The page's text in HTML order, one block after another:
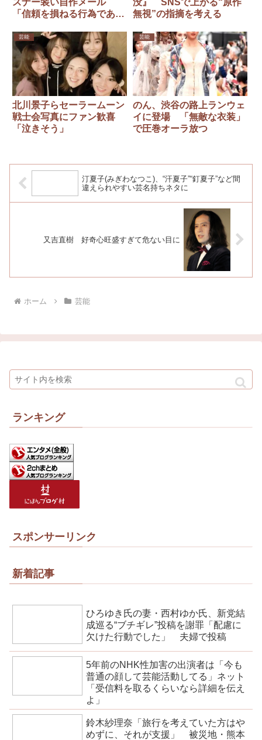
スナー装い自作メール
「信頼を損ねる行為であっ
没』 SNSで上がる“原作
無視”の指摘を考える
芸能
北川景子らセーラームーン
戦士会写真にファン歓喜
「泣きそう」
芸能
のん、渋谷の路上ランウェ
イに登場 「無敵な衣装」
で圧巻オーラ放つ
汀夏子(みぎわなつこ)、“汗夏子”“釘夏子”など間
違えられやすい芸名持ちネタに
又吉直樹 好奇心旺盛すぎて危ない目に
ホーム 芸能
ランキング
スポンサーリンク
新着記事
ひろゆき氏の妻・西村ゆか氏、新党結
成巡る“ブチギレ”投稿を謝罪「配慮に
欠けた行動でした」 夫婦で投稿
5年前のNHK性加害の出演者は「今も
普通の顔して芸能活動してる」ネット
「受信料を取るくらいなら詳細を伝え
よ」
鈴木紗理奈「旅行を考えていた方はや
めずに、それが支援」 被災地・熊本